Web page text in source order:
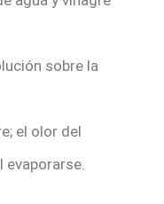
sobre la
el olor del
evaporarse.